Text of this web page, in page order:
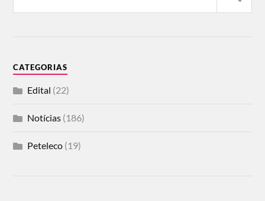
CATEGORIAS
Edital (22)
Notícias (186)
Peteleco (19)